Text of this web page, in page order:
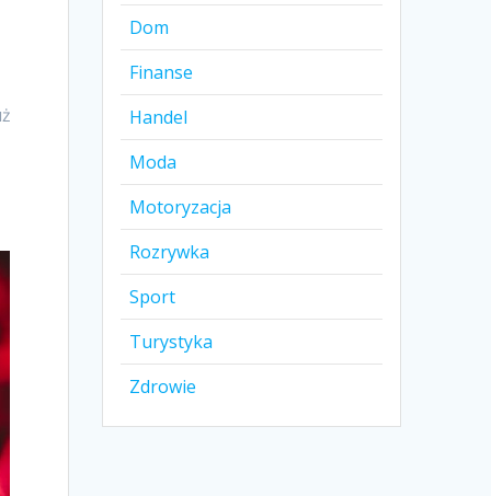
Dom
Finanse
Handel
Moda
Motoryzacja
Rozrywka
Sport
Turystyka
Zdrowie